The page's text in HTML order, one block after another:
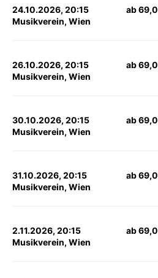
24.10.2026, 20:15
Musikverein, Wien
ab
26.10.2026, 20:15
Musikverein, Wien
ab
30.10.2026, 20:15
Musikverein, Wien
ab
31.10.2026, 20:15
Musikverein, Wien
ab
2.11.2026, 20:15
Musikverein, Wien
ab